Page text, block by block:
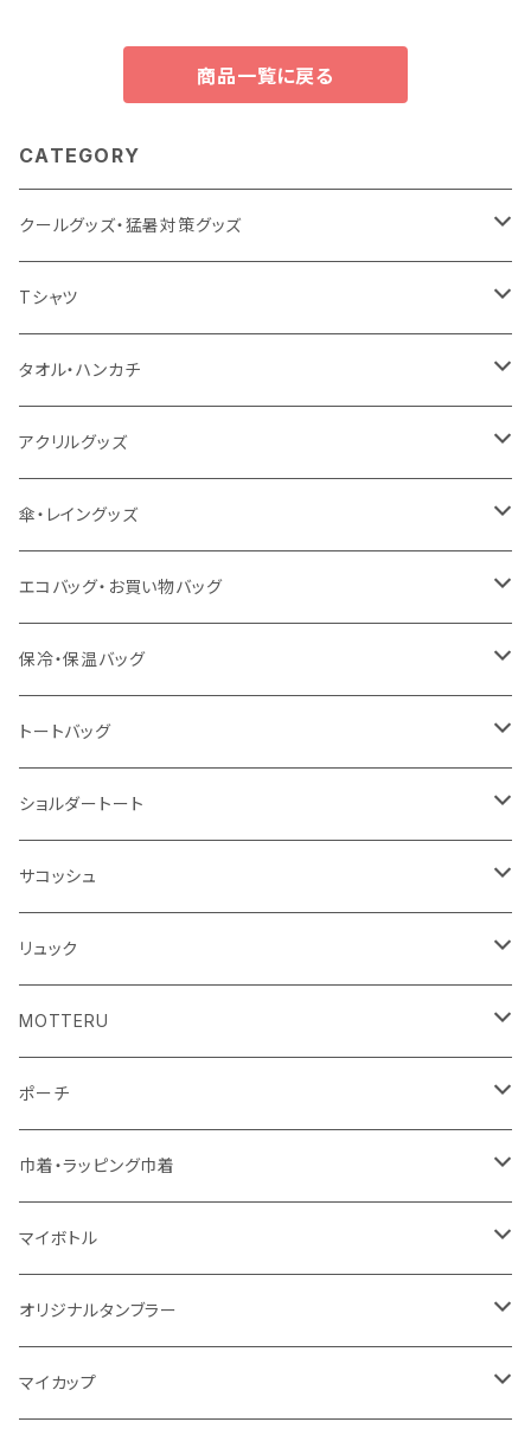
商品一覧に戻る
CATEGORY
クールグッズ・猛暑対策グッズ
扇風機
うちわ
猛暑グッズ
冷感グッズ
Tシャツ
カスタムプリントTシャツ（国内プリント）
イージーオーダーTシャツ（海外生産）
タオル・ハンカチ
名入れタオル
今治タオル
泉州おくばりタオル
冷感タオル
ハンカチ
アクリルグッズ
キーホルダー
スタンド
バッジ
ライティングスタンド
アクリル雑貨
傘・レイングッズ
傘
ポンチョ
エコバッグ・お買い物バッグ
ポリエステル
フェアトレードコットン
ジュートコットン
キャンパス
不織布
コットン
保冷・保温バッグ
キャンパス
デニム
ポリエステル
不織布
トートバッグ
オーガニックコットン
シーチング
10oz
フェアトレードコットン
コットンリネン
ジュートコットン
再生ファブリック
コットン
5oz
シーチング
キャンパス
8oz
10oz
デニム・デニムライク
ポリエステル
ショルダートート
オーガニックコットン
コットンリネン
再生ファブリック
5oz
10oz
コットン
シーチング
キャンパス
10oz
12oz
デニム
ポリエステル
不織布
サコッシュ
オーガニックコットン
フェアトレードコットン
ジュートコットン
再生ファブリック
5oz
コットン
5oz
キャンパス
ポリエステル
リュック
コットン
5oz
デニム
ポリエステル
不織布
スウェット
MOTTERU
お買い物バッグ
ボトル
タンブラー
ランチグッズ
ハンカチ
ポーチ
オーガニックコットン
フェアトレードコットン
再生ファブリック
キャンパス
巾着・ラッピング巾着
コットン
オーガニックコットン
再生ファブリック
マイボトル
ステンレスサーモ
ステンレス
オリジナルタンブラー
サーモタンブラー
マイカップ